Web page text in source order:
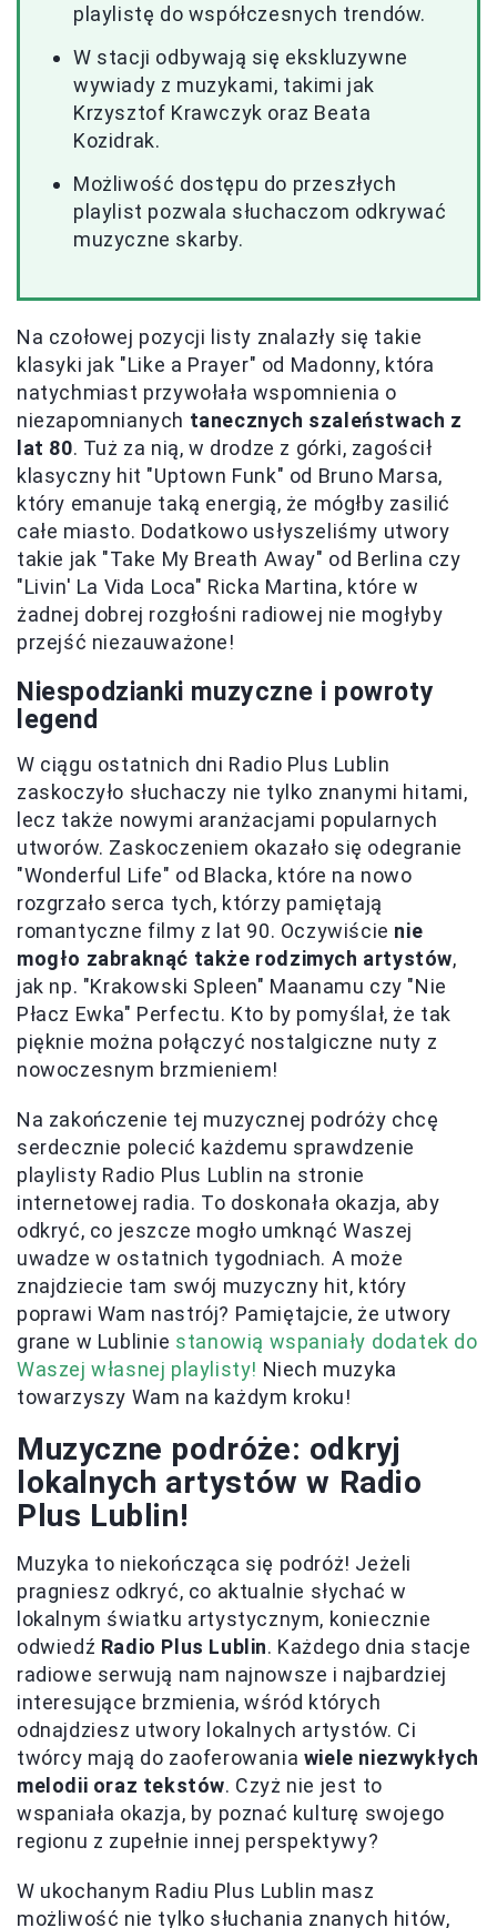
playlistę do współczesnych trendów.
W stacji odbywają się ekskluzywne
wywiady z muzykami, takimi jak
Krzysztof Krawczyk oraz Beata
Kozidrak.
Możliwość dostępu do przeszłych
playlist pozwala słuchaczom odkrywać
muzyczne skarby.
Na czołowej pozycji listy znalazły się takie
klasyki jak "Like a Prayer" od Madonny, która
natychmiast przywołała wspomnienia o
niezapomnianych tanecznych szaleństwach z
lat 80. Tuż za nią, w drodze z górki, zagościł
klasyczny hit "Uptown Funk" od Bruno Marsa,
który emanuje taką energią, że mógłby zasilić
całe miasto. Dodatkowo usłyszeliśmy utwory
takie jak "Take My Breath Away" od Berlina czy
"Livin' La Vida Loca" Ricka Martina, które w
żadnej dobrej rozgłośni radiowej nie mogłyby
przejść niezauważone!
Niespodzianki muzyczne i powroty
legend
W ciągu ostatnich dni Radio Plus Lublin
zaskoczyło słuchaczy nie tylko znanymi hitami,
lecz także nowymi aranżacjami popularnych
utworów. Zaskoczeniem okazało się odegranie
"Wonderful Life" od Blacka, które na nowo
rozgrzało serca tych, którzy pamiętają
romantyczne filmy z lat 90. Oczywiście nie
mogło zabraknąć także rodzimych artystów,
jak np. "Krakowski Spleen" Maanamu czy "Nie
Płacz Ewka" Perfectu. Kto by pomyślał, że tak
pięknie można połączyć nostalgiczne nuty z
nowoczesnym brzmieniem!
Na zakończenie tej muzycznej podróży chcę
serdecznie polecić każdemu sprawdzenie
playlisty Radio Plus Lublin na stronie
internetowej radia. To doskonała okazja, aby
odkryć, co jeszcze mogło umknąć Waszej
uwadze w ostatnich tygodniach. A może
znajdziecie tam swój muzyczny hit, który
poprawi Wam nastrój? Pamiętajcie, że utwory
grane w Lublinie stanowią wspaniały dodatek do
Waszej własnej playlisty! Niech muzyka
towarzyszy Wam na każdym kroku!
Muzyczne podróże: odkryj
lokalnych artystów w Radio
Plus Lublin!
Muzyka to niekończąca się podróż! Jeżeli
pragniesz odkryć, co aktualnie słychać w
lokalnym światku artystycznym, koniecznie
odwiedź Radio Plus Lublin. Każdego dnia stacje
radiowe serwują nam najnowsze i najbardziej
interesujące brzmienia, wśród których
odnajdziesz utwory lokalnych artystów. Ci
twórcy mają do zaoferowania wiele niezwykłych
melodii oraz tekstów. Czyż nie jest to
wspaniała okazja, by poznać kulturę swojego
regionu z zupełnie innej perspektywy?
W ukochanym Radiu Plus Lublin masz
możliwość nie tylko słuchania znanych hitów,